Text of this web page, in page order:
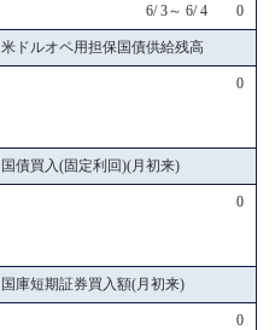
6/ 3～ 6/ 4 0
米ドルオペ用担保国債供給残高
0
国債買入(固定利回)(月初来)
0
国庫短期証券買入額(月初来)
0